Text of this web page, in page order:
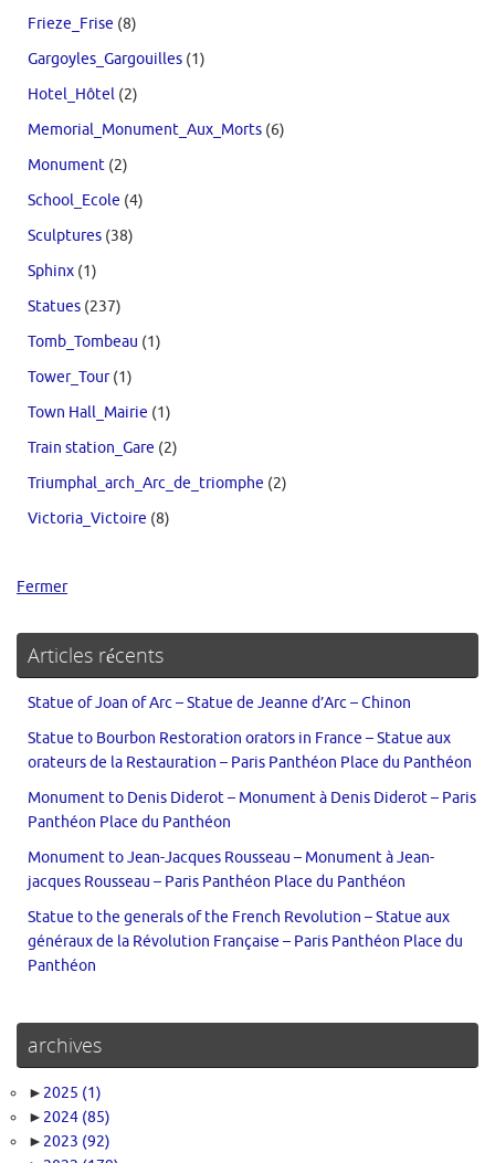
Frieze_Frise (8)
Gargoyles_Gargouilles (1)
Hotel_Hôtel (2)
Memorial_Monument_Aux_Morts (6)
Monument (2)
School_Ecole (4)
Sculptures (38)
Sphinx (1)
Statues (237)
Tomb_Tombeau (1)
Tower_Tour(1)
Town Hall_Mairie (1)
Train station_Gare (2)
Triumphal_arch_Arc_de_triomphe (2)
Victoria_Victoire (8)
Fermer
Articles récents
Statue of Joan of Arc – Statue de Jeanne d’Arc – Chinon
Statue to Bourbon Restoration orators in France – Statue aux
orateurs de la Restauration – Paris Panthéon Place du Panthéon
Monument to Denis Diderot – Monument à Denis Diderot – Paris
Panthéon Place du Panthéon
Monument to Jean-Jacques Rousseau – Monument à Jean-
jacques Rousseau – Paris Panthéon Place du Panthéon
Statue to the generals of the French Revolution – Statue aux
généraux de la Révolution Française – Paris Panthéon Place du
Panthéon
archives
► 2025 (1)
► 2024 (85)
► 2023 (92)